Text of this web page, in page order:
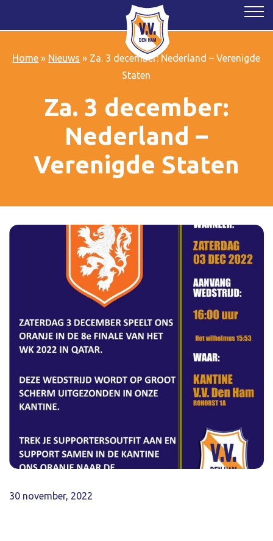
Home » Nieuws » Za. 3 december: Nederland – Verenigde
Staten
Za. 3 december:
Nederland –
Verenigde Staten
30 november, 2022